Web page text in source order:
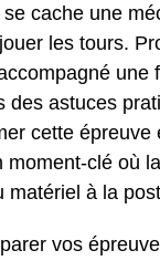
cache une
les tours.
des astuces
cette épreuve
moment-clé où
matériel à la
vos